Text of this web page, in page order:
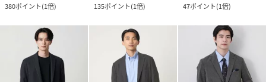
380ポイント(1倍)
135ポイント(1倍)
47ポイント(1倍)